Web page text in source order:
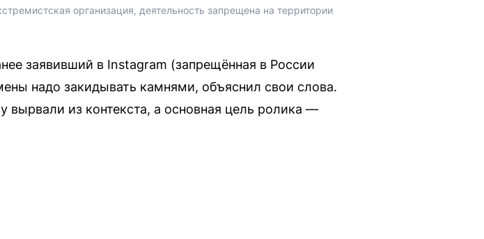
организация, деятельность запрещена на территории
заявивший в Instagram (запрещённая в России
надо закидывать камнями, объяснил свои слова.
вырвали из контекста, а основная цель ролика —